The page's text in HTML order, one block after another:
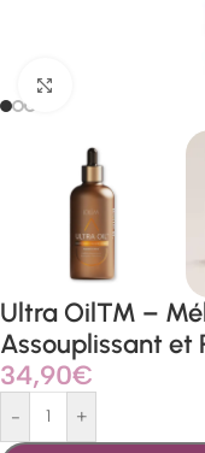
Ultra Oil™ –
Assouplissant et
34,90€
- +